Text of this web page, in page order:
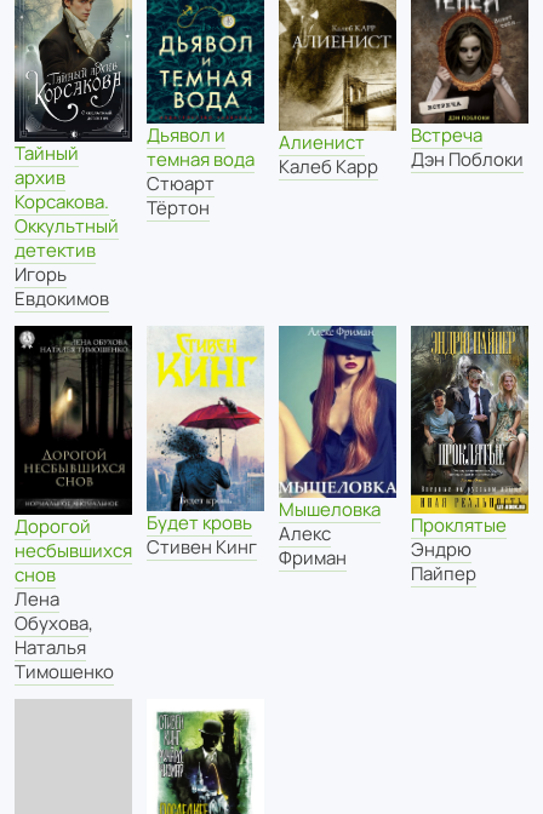
Тайный
архив
Корсакова.
Оккультный
детектив
Игорь
Евдокимов
Дьявол и
темная вода
Стюарт
Тёртон
Алиенист
Калеб Карр
Встреча
Дэн Поблоки
Дорогой
несбывшихся
снов
Лена
Обухова,
Наталья
Тимошенко
Будет кровь
Стивен Кинг
Мышеловка
Алекс
Фриман
Проклятые
Эндрю
Пайпер